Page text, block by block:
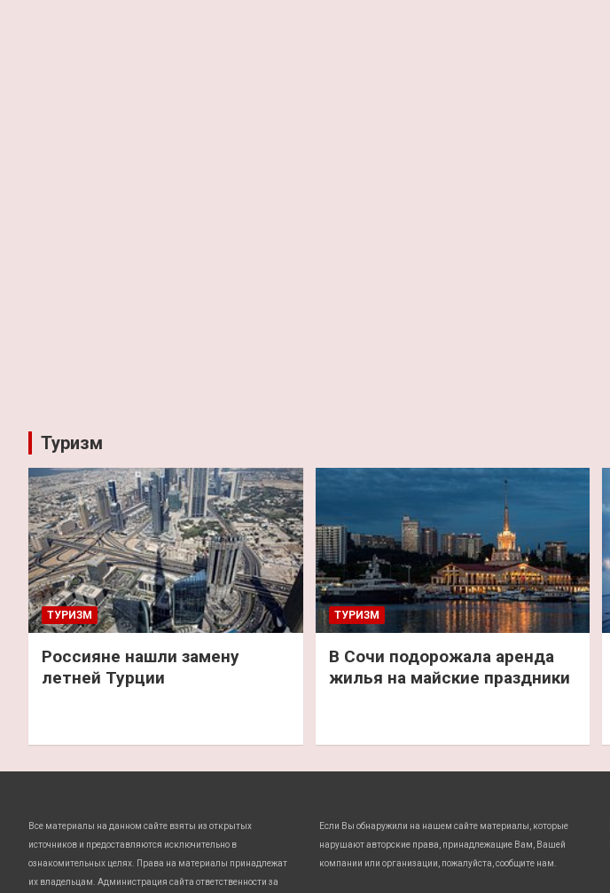
Туризм
ТУРИЗМ
Россияне нашли замену
летней Турции
ТУРИЗМ
В Сочи подорожала аренда
жилья на майские праздники
Все материалы на данном сайте взяты из открытых
источников и предоставляются исключительно в
ознакомительных целях. Права на материалы принадлежат
их владельцам. Администрация сайта ответственности за
Если Вы обнаружили на нашем сайте материалы, которые
нарушают авторские права, принадлежащие Вам, Вашей
компании или организации, пожалуйста, сообщите нам.